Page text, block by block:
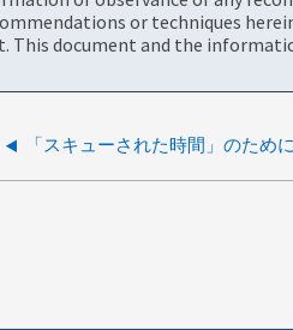
or techniques
document and the